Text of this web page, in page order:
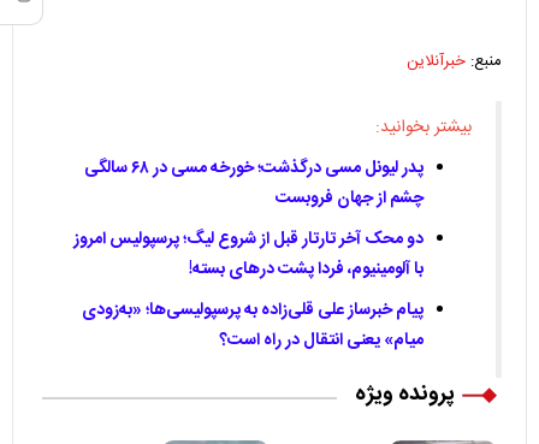
منبع: خبرآنلاین
بیشتر بخوانید:
پدر لیونل مسی درگذشت؛ خورخه مسی در ۶۸ سالگی
چشم از جهان فروبست
دو محک آخر تارتار قبل از شروع لیگ؛ پرسپولیس امروز
با آلومینیوم، فردا پشت درهای بسته!
پیام خبرساز علی قلی‌زاده به پرسپولیسی‌ها؛ «به‌زودی
میام» یعنی انتقال در راه است؟
پرونده ویژه